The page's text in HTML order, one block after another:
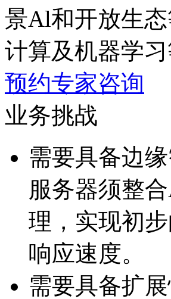
景Al和开放生态等
计算及机器学
预约专家咨询
业务挑战
需要具备边
服务器须整合
理，实现初
响应速度。
需要具备扩